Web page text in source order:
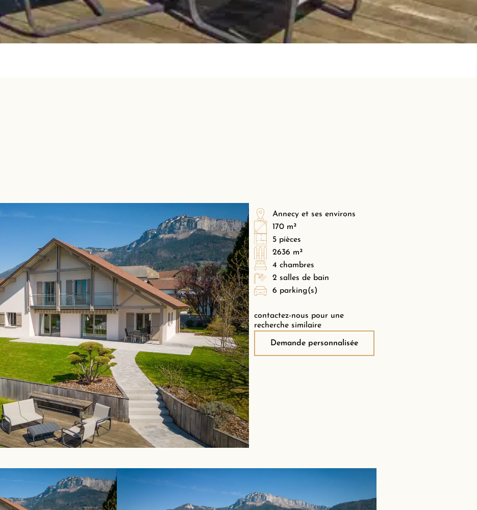
Annecy et ses environs
170 m²
5 pièces
2636 m²
4 chambres
2 salles de bain
6 parking(s)
contactez-nous pour une
recherche similaire
Demande personnalisée